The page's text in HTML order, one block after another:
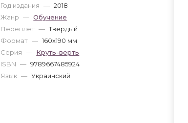
Год издания — 2018
Жанр — Обучение
Переплет — Твердый
Формат — 160x190 мм
Серия — Круть-верть
ISBN — 9789667485924
Язык — Украинский